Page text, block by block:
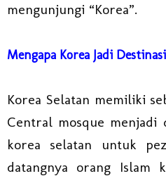
mengunjungi “Korea”.
Mengapa Korea Jadi
Korea Selatan memiliki
Central mosque
korea selatan untuk
datangnya orang Islam